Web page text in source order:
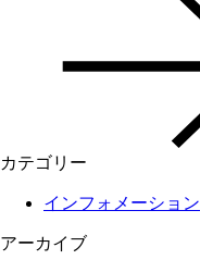
カテゴリー
インフォメーション
アーカイブ